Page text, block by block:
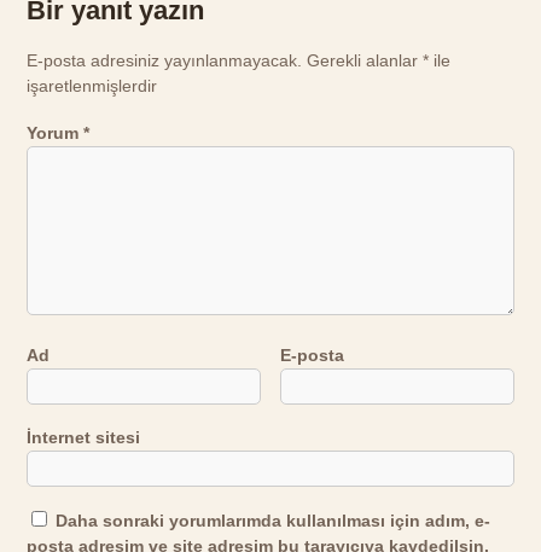
Bir yanıt yazın
E-posta adresiniz yayınlanmayacak. Gerekli alanlar* ile
işaretlenmişlerdir
Yorum*
Ad E-posta
İnternet sitesi
Daha sonraki yorumlarımda kullanılması için adım, e-
posta adresim ve site adresim bu tarayıcıya kaydedilsin.